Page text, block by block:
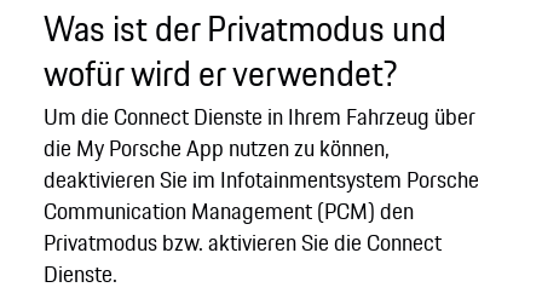
Was ist der Privatmodus und
wofür wird er verwendet?
Um die Connect Dienste in Ihrem Fahrzeug über
die My Porsche App nutzen zu können,
deaktivieren Sie im Infotainmentsystem Porsche
Communication Management (PCM) den
Privatmodus bzw. aktivieren Sie die Connect
Dienste.